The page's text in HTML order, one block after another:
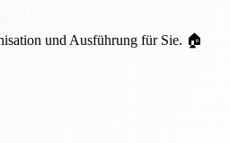
und Ausführung für Sie. 🏠